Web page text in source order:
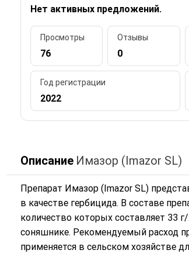
Нет активных предложений.
Просмотры
76
Отзывы
0
Год регистрации
2022
Описание Имазор (Imazor SL)
Препарат Имазор (Imazor SL)
в качестве гербицида. В составе
количество которых составляет 33
соняшнике. Рекомендуемый расход
применяется в сельском хозяйстве